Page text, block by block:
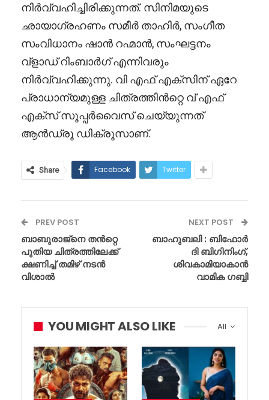
നിർവ്വഹിച്ചിരിക്കുന്നത്. സിനിമയുടെ
ഛായാഗ്രഹണം സമീർ താഹിർ, സംഗീത
സംവിധാനം ഷാൻ റഹ്മാൻ, സംഘട്ടനം
വ്ളാഡ് റിംബാർഗ് എന്നിവരും
നിർവ്വഹിക്കുന്നു. വി എഫ് എക്സിന് ഏറേ
പ്രാധാന്യമുള്ള ചിത്രത്തിൻറ്റെ വ് എഫ്
എക്സ് സൂപ്പർവൈസ് ചെയ്യുന്നത്
ആൻഡ്രൂ ഡിക്രൂസാണ്.
Share Facebook Twitter
PREV POST
ബാബുരാജ്നെ തൻറ്റെ
പുതിയ ചിത്രത്തിലേക്ക്
ക്ഷണിച്ച് തമിഴ് നടൻ
വിശാൽ
NEXT POST
ബാഹുബലി : ബിഫോർ
ദി ബിഗിനിംഗ്,
ശിവകാമിയാകാൻ
വാമിക ഗബ്ബി
All
YOU MIGHT ALSO LIKE